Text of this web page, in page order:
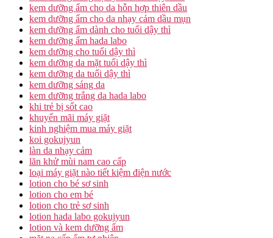
kem dưỡng ẩm cho da hỗn hợp thiên dầu
kem dưỡng ẩm cho da nhạy cảm dầu mụn
kem dưỡng ẩm dành cho tuổi dậy thì
kem dưỡng ẩm hada labo
kem dưỡng cho tuổi dậy thì
kem dưỡng da mặt tuổi dậy thì
kem dưỡng da tuổi dậy thì
kem dưỡng sáng da
kem dưỡng trắng da hada labo
khi trẻ bị sốt cao
khuyến mãi máy giặt
kinh nghiệm mua máy giặt
koi gokujyun
làn da nhạy cảm
lăn khử mùi nam cao cấp
loại máy giặt nào tiết kiệm điện nước
lotion cho bé sơ sinh
lotion cho em bé
lotion cho trẻ sơ sinh
lotion hada labo gokujyun
lotion và kem dưỡng ẩm